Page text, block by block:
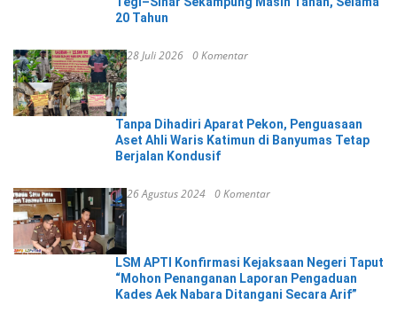
20 Tahun
28 Juli 2026 0 Komentar
Tanpa Dihadiri Aparat Pekon, Penguasaan
Aset Ahli Waris Katimun di Banyumas Tetap
Berjalan Kondusif
26 Agustus 2024 0 Komentar
LSM APTI Konfirmasi Kejaksaan Negeri Taput
“Mohon Penanganan Laporan Pengaduan
Kades Aek Nabara Ditangani Secara Arif”